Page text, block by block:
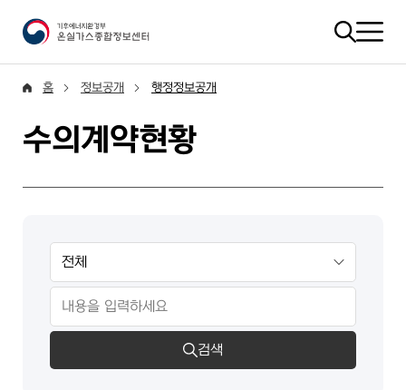
홈 정보공개 행정정보공개
수의계약현황
검색